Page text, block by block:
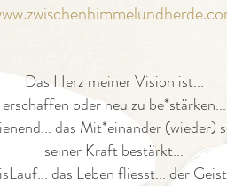
Das Herz meiner Vision ist...
oder neu zu
das Mit*einander
seiner Kraft bestärkt...
das Leben fliesst... der